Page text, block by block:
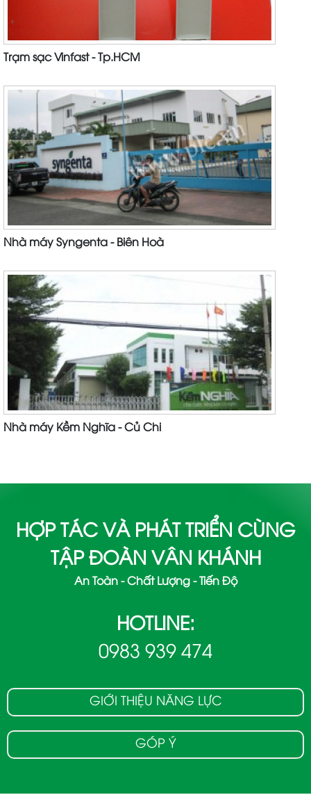
Trạm sạc Vinfast - Tp.HCM
Nhà máy Syngenta - Biên Hoà
Nhà máy Kềm Nghĩa - Củ Chi
HỢP TÁC VÀ PHÁT TRIỂN CÙNG
TẬP ĐOÀN VÂN KHÁNH
An Toàn - Chất Lượng - Tiến Độ
HOTLINE:
0983 939 474
GIỚI THIỆU NĂNG LỰC
GÓP Ý